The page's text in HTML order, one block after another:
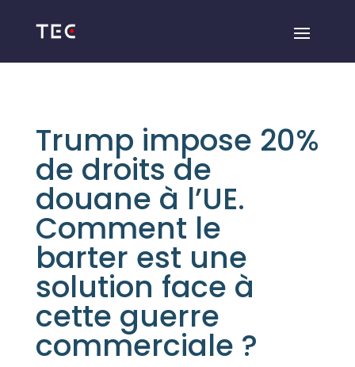
Trump impose 20%
de droits de
douane à l’UE.
Comment le
barter est une
solution face à
cette guerre
commerciale ?